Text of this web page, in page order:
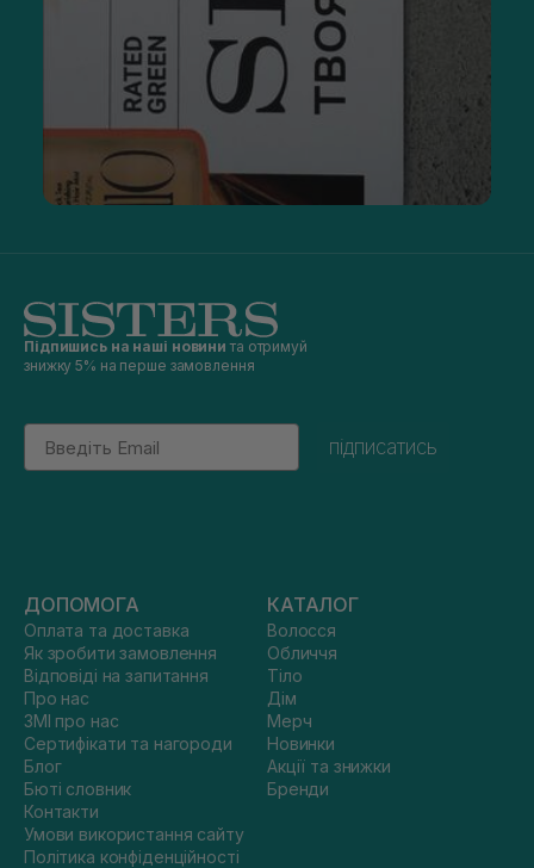
Підпишись на наші новини та отримуй
знижку 5% на перше замовлення
Email
підписатись
ДОПОМОГА
Оплата та доставка
Як зробити замовлення
Відповіді на запитання
Про нас
ЗМІ про нас
Сертифікати та нагороди
Блог
Бюті словник
Контакти
Умови використання сайту
Політика конфіденційності
КАТАЛОГ
Волосся
Обличчя
Тіло
Дім
Мерч
Новинки
Акції та знижки
Бренди